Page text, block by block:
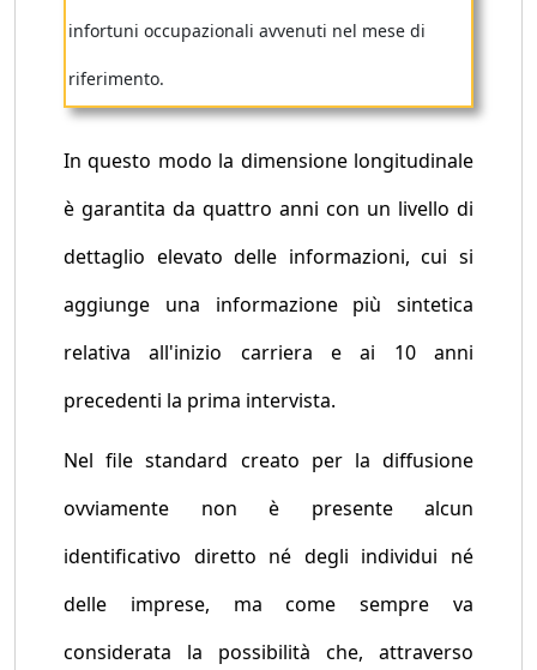
infortuni occupazionali avvenuti nel mese di
riferimento.
In questo modo la dimensione longitudinale
è garantita da quattro anni con un livello di
dettaglio elevato delle informazioni, cui si
aggiunge una informazione più sintetica
relativa all'inizio carriera e ai 10 anni
precedenti la prima intervista.
Nel file standard creato per la diffusione
ovviamente non è presente alcun
identificativo diretto né degli individui né
delle imprese, ma come sempre va
considerata la possibilità che, attraverso